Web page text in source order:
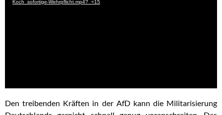
Koch_sofortige-Wehrpflicht.mp4?_=15
Den treibenden Kräften in der AfD kann die Militarisierung